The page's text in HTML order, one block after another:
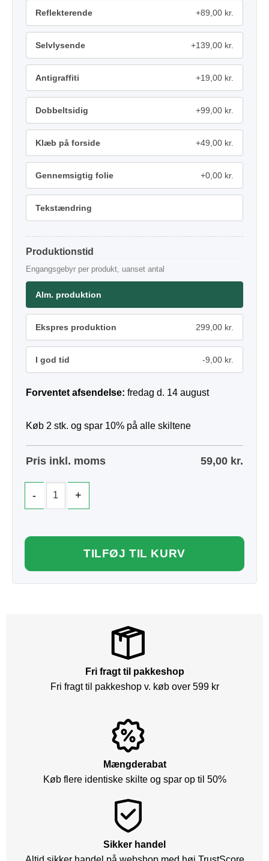
Reflekterende +89,00 kr.
Selvlysende +139,00 kr.
Antigraffiti +19,00 kr.
Dobbeltsidig +99,00 kr.
Klæb på forside +49,00 kr.
Gennemsigtig folie +0,00 kr.
Tekstændring
Produktionstid
Engangsgebyr per produkt, uanset antal
Alm. produktion
Ekspres produktion 299,00 kr.
I god tid -9,00 kr.
Forventet afsendelse: fredag d. 14 august
Køb 2 stk. og spar 10% på alle skiltene
Pris inkl. moms 59,00 kr.
TILFØJ TIL KURV
Fri fragt til pakkeshop
Fri fragt til pakkeshop v. køb over 599 kr
Mængderabat
Køb flere identiske skilte og spar op til 50%
Sikker handel